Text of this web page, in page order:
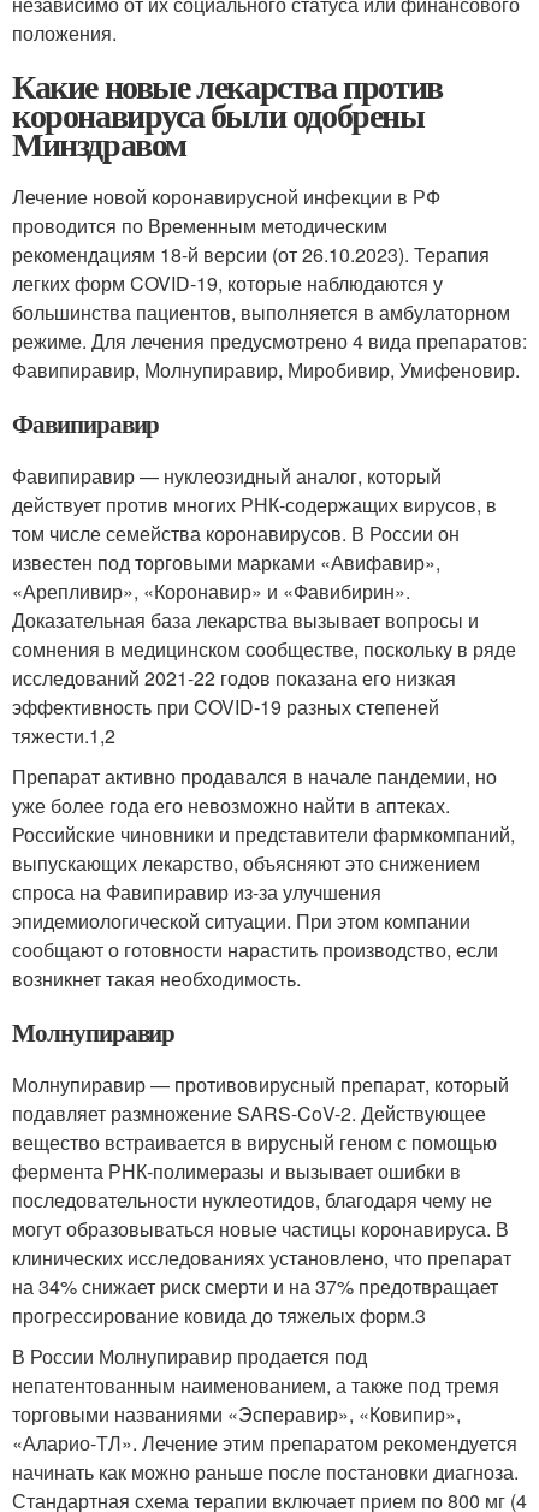
положения.
Какие новые лекарства против
коронавируса были одобрены
Минздравом
Лечение новой коронавирусной инфекции в РФ
проводится по Временным методическим
рекомендациям 18-й версии (от 26.10.2023). Терапия
легких форм COVID-19, которые наблюдаются у
большинства пациентов, выполняется в амбулаторном
режиме. Для лечения предусмотрено 4 вида препаратов:
Фавипиравир, Молнупиравир, Миробивир, Умифеновир.
Фавипиравир
Фавипиравир — нуклеозидный аналог, который
действует против многих РНК-содержащих вирусов, в
том числе семейства коронавирусов. В России он
известен под торговыми марками «Авифавир»,
«Арепливир», «Коронавир» и «Фавибирин».
Доказательная база лекарства вызывает вопросы и
сомнения в медицинском сообществе, поскольку в ряде
исследований 2021-22 годов показана его низкая
эффективность при COVID-19 разных степеней
тяжести.1,2
Препарат активно продавался в начале пандемии, но
уже более года его невозможно найти в аптеках.
Российские чиновники и представители фармкомпаний,
выпускающих лекарство, объясняют это снижением
спроса на Фавипиравир из-за улучшения
эпидемиологической ситуации. При этом компании
сообщают о готовности нарастить производство, если
возникнет такая необходимость.
Молнупиравир
Молнупиравир — противовирусный препарат, который
подавляет размножение SARS-CoV-2. Действующее
вещество встраивается в вирусный геном с помощью
фермента РНК-полимеразы и вызывает ошибки в
последовательности нуклеотидов, благодаря чему не
могут образовываться новые частицы коронавируса. В
клинических исследованиях установлено, что препарат
на 34% снижает риск смерти и на 37% предотвращает
прогрессирование ковида до тяжелых форм.3
В России Молнупиравир продается под
непатентованным наименованием, а также под тремя
торговыми названиями «Эсперавир», «Ковипир»,
«Аларио-ТЛ». Лечение этим препаратом рекомендуется
начинать как можно раньше после постановки диагноза.
Стандартная схема терапии включает прием по 800 мг (4